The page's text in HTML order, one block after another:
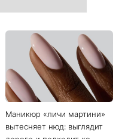
Грубич поделился
забавными
воспоминаниями о
Пономареве и показал
редкие архивные фото